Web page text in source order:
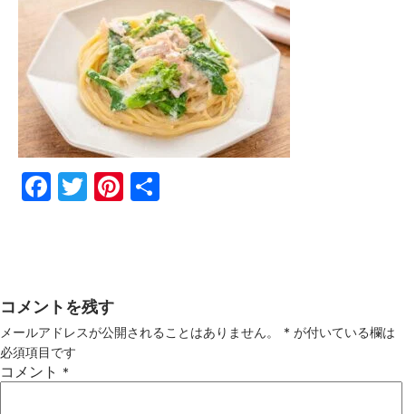
Fac
Twi
Pin
コメントを残す
メールアドレスが公開されることはありません。 * が付いている欄は
必須項目です
コメント *